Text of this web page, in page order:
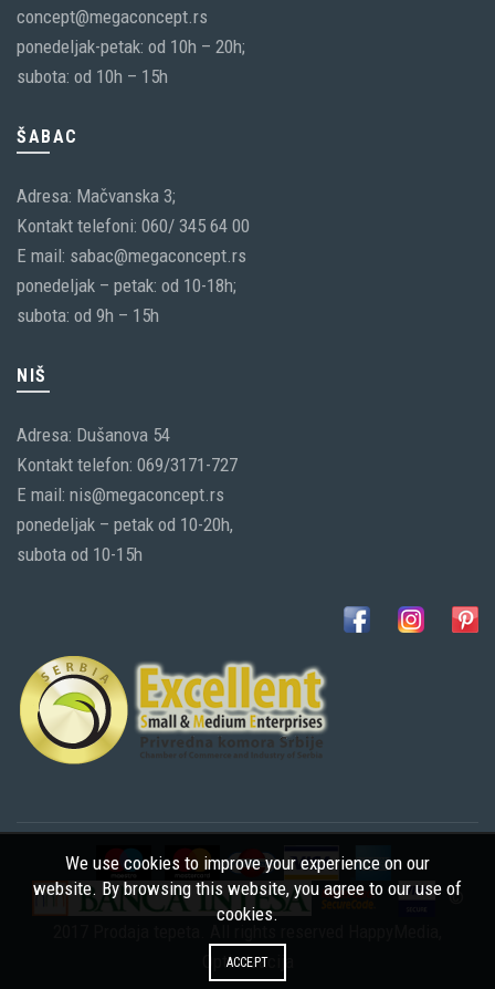
concept@megaconcept.rs
ponedeljak-petak: od 10h – 20h;
subota: od 10h – 15h
ŠABAC
Adresa: Mačvanska 3;
Kontakt telefoni: 060/ 345 64 00
E mail: sabac@megaconcept.rs
ponedeljak – petak: od 10-18h;
subota: od 9h – 15h
NIŠ
Adresa: Dušanova 54
Kontakt telefon: 069/3171-727
E mail: nis@megaconcept.rs
ponedeljak – petak od 10-20h,
subota od 10-15h
©
Optimizacija
We use cookies to improve your experience on our
website. By browsing this website, you agree to our use of
cookies.
ACCEPT